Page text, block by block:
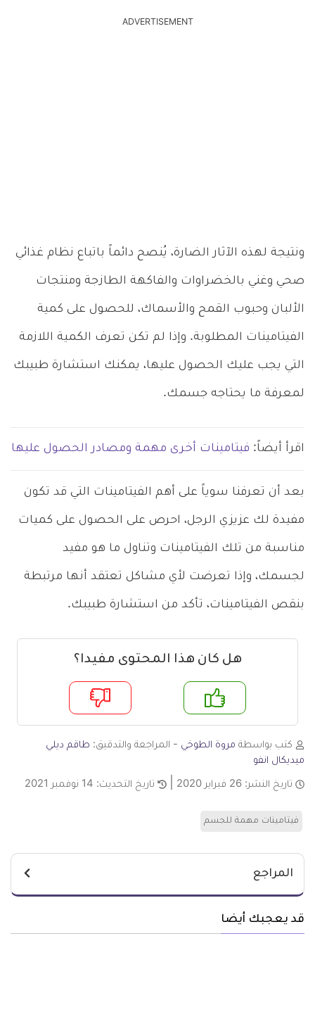
ADVERTISEMENT
ونتيجة لهذه الآثار الضارة، يُنصح دائماً باتباع نظام غذائي
صحي وغني بالخضراوات والفاكهة الطازجة ومنتجات
الألبان وحبوب القمح والأسماك، للحصول على كمية
الفيتامينات المطلوبة. وإذا لم تكن تعرف الكمية اللازمة
التي يجب عليك الحصول عليها، يمكنك استشارة طبيبك
لمعرفة ما يحتاجه جسمك.
اقرأ أيضاً: فيتامينات أخرى مهمة ومصادر الحصول عليها
بعد أن تعرفنا سوياً على أهم الفيتامينات التي قد تكون
مفيدة لك عزيزي الرجل، احرص على الحصول على كميات
مناسبة من تلك الفيتامينات وتناول ما هو مفيد
لجسمك، وإذا تعرضت لأي مشاكل تعتقد أنها مرتبطة
بنقص الفيتامينات، تأكد من استشارة طبيبك.
هل كان هذا المحتوى مفيدا؟
لا
كتب بواسطة مروة الطوخي - المراجعة والتدقيق: طاقم ديلي
ميديكال انفو
تاريخ النشر: 26 فبراير 2020 تاريخ التحديث: 14 نوفمبر 2021
فيتامينات مهمة للجسم
المراجع
قد يعجبك أيضا